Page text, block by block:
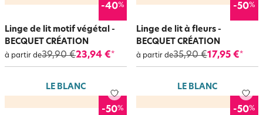
-40%
Linge de lit motif végétal -
BECQUET CRÉATION
à partir de39,90 €23,94 €*
-50%
Linge de lit à fleurs -
BECQUET CRÉATION
à partir de35,90 €17,95 €*
LE BLANC
-50%
LE BLANC
-50%